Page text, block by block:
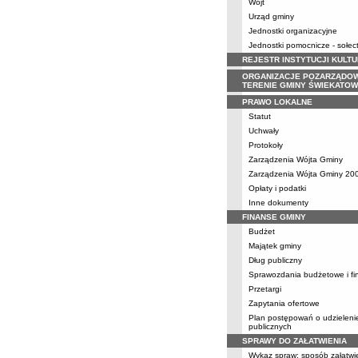
Wójt
Urząd gminy
Jednostki organizacyjne
Jednostki pomocnicze -
REJESTR INSTYTUCJI
ORGANIZACJE
TERENIE GMINY
PRAWO LOKALNE
Statut
Uchwały
Protokoły
Zarządzenia Wójta Gminy
Zarządzenia Wójta Gminy
Opłaty i podatki
Inne dokumenty
FINANSE GMINY
Budżet
Majątek gminy
Dług publiczny
Sprawozdania budżetowe i
Przetargi
Zapytania ofertowe
Plan postępowań o
publicznych
SPRAWY DO ZAŁATWIENIA
Wykaz spraw; sposób